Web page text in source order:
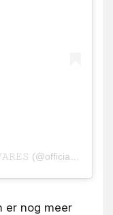
er nog meer